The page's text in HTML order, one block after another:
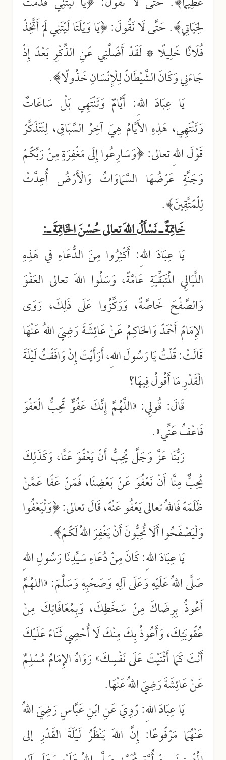
لِحَيَاتِي﴾. حَتَّى لَا نَقُولَ: ﴿يَا وَيْلَتَا لَيْتَنِي لَمْ أَتَّخِذْ
فُلَانًا خَلِيلًا * لَقَدْ أَضَلَّنِي عَنِ الذِّكْرِ بَعْدَ إِذْ
جَاءَنِي وَكَانَ الشَّيْطَانُ لِلْإِنْسَانِ خَذُولًا﴾.
يَا عِبَادَ اللهِ: أَيَّامٌ وَتَنْتَهِي بَلْ سَاعَاتٌ
وَتَنْتَهِي، هَذِهِ الأَيَّامُ هِيَ آخِرُ السِّبَاقِ، لِنَتَذَكَّرْ
قَوْلَ اللهِ تعالى: ﴿وَسَارِعُوا إِلَى مَغْفِرَةٍ مِنْ رَبِّكُمْ
وَجَنَّةٍ عَرْضُهَا السَّمَاوَاتُ وَالْأَرْضُ أُعِدَّتْ
لِلْمُتَّقِينَ﴾.
خَاتِمَةٌ ـ نَسْأَلُ اللهَ تعالى حُسْنَ الخَاتِمَةَ ـ:
يَا عِبَادَ اللهِ: أَكْثِرُوا مِنَ الدُّعَاءِ في هَذِهِ
اللَّيَالِي المُتَبَقِّيَةِ عَامَّةً، وَسَلُوا اللهَ تعالى العَفْوَ
وَالصَّفْحَ خَاصَّةً، وَرَكِّزُوا عَلَى ذَلِكَ، رَوَى
الإِمَامُ أَحْمَدُ وَالحَاكِمُ عَنْ عَائِشَةَ رَضِيَ اللهُ عَنْهَا
قَالَتْ: قُلْتُ يَا رَسُولَ اللهِ، أَرَأَيْتَ إِنْ وَافَقْتُ لَيْلَةَ
الْقَدْرِ مَا أَقُولُ فِيهَا؟
قَالَ: قُولِي: «اللَّهُمَّ إِنَّكَ عَفُوٌّ تُحِبُّ الْعَفْوَ
فَاعْفُ عَنِّي».
رَبُّنَا عَزَّ وَجَلَّ يُحِبُّ أَنْ يَعْفُوَ عَنَّا، وَكَذَلِكَ
يُحِبٌّ مِنَّا أَنْ نَعْفُوَ عَنْ بَعْضِنَا، فَمَنْ عَفَا عَمَّنْ
ظَلَمَهُ فَاللهُ تعالى يَعْفُو عَنْهُ، قَالَ تعالى: ﴿وَلْيَعْفُوا
وَلْيَصْفَحُوا أَلَا تُحِبُّونَ أَنْ يَغْفِرَ اللهُ لَكُمْ﴾.
يَا عِبَادَ اللهِ: كَانَ مِنْ دُعَاءِ سَيِّدِنَا رَسُولِ اللهِ
صَلَّى اللهُ عَلَيْهِ وَعَلَى آلِهِ وَصَحْبِهِ وَسَلَّمَ: «اللهُمَّ
أَعُوذُ بِرِضَاكَ مِنْ سَخَطِكَ، وَبِمُعَافَاتِكَ مِنْ
عُقُوبَتِكَ، وَأَعُوذُ بِكَ مِنْكَ لَا أُحْصِي ثَنَاءً عَلَيْكَ
أَنْتَ كَمَا أَثْنَيْتَ عَلَى نَفْسِكَ» رَوَاهُ الإِمَامُ مُسْلِمٌ
عَنْ عَائِشَةَ رَضِيَ اللهُ عَنْهَا.
يَا عِبَادَ اللهِ: رُوِيَ عَنِ ابْنِ عَبَّاسٍ رَضِيَ اللهُ
عَنْهُمَا مَرْفُوعًا: إِنَّ اللهَ يَنْظُرُ لَيْلَةَ القَدْرِ إلى